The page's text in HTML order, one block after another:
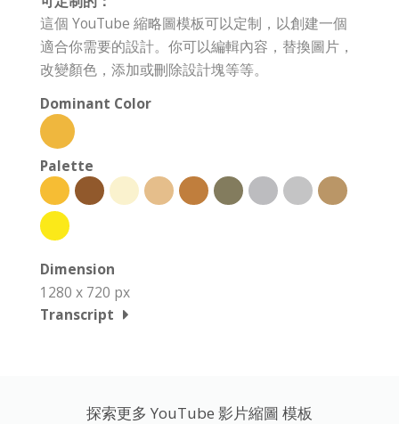
這個 YouTube 縮略圖模板可以定制，以創建一個
適合你需要的設計。你可以編輯內容，替換圖片，
改變顏色，添加或刪除設計塊等等。
Dominant Color
Palette
Dimension
1280 x 720 px
Transcript
探索更多 YouTube 影片縮圖 模板